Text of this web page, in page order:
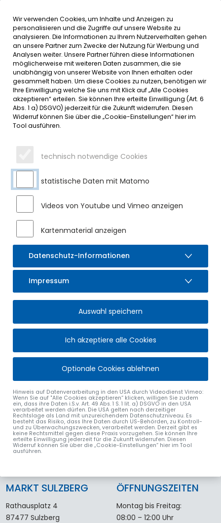
Inhalt der Seite anspringen
Informationen undMENÜ
SERVICE
HERZLICHEN GLÜCKWUNSCH
ZUM 90. GEBURTSTAG
Dienstag, 07.04.2026
seinen 90. Geburtstag feiern. 1. Bürgermeister Gerhard Frey
übermittelte dem Jubilar im Namen des Marktes Sulzberg
die herzlichsten Glück- und Segenswünsche und
überreichte ein Geschenk sowie die Jubiläumsurkunde des
Marktes Sulzberg. Wir wünschen Herrn Mayr weiterhin alles
Gute und noch viele gesunde und glückliche Jahre.
alle Nachrichten
MARKT SULZBERG
Rathausplatz 4
87477 Sulzberg
ÖFFNUNGSZEITEN
Montag bis Freitag:
08:00 – 12:00 Uhr
Wir verwenden Cookies, um Inhalte und Anzeigen zu
personalisieren und die Zugriffe auf unsere Website zu
analysieren. Die Informationen zu Ihrem Nutzerverhalten gehen
an unsere Partner zum Zwecke der Nutzung für Werbung und
Analysen weiter. Unsere Partner führen diese Informationen
möglicherweise mit weiteren Daten zusammen, die sie
unabhängig von unserer Website von Ihnen erhalten oder
gesammelt haben. Um diese Cookies zu nutzen, benötigen wir
Ihre Einwilligung welche Sie uns mit Klick auf „Alle Cookies
akzeptieren“ erteilen. Sie können Ihre erteilte Einwilligung (Art. 6
Abs. 1 a) DSGVO) jederzeit für die Zukunft widerrufen. Diesen
Widerruf können Sie über die „Cookie-Einstellungen“ hier im
Tool ausführen.
technisch notwendige Cookies
statistische Daten mit Matomo
Videos von Youtube und Vimeo anzeigen
Kartenmaterial anzeigen
Datenschutz-Informationen
Impressum
Auswahl speichern
Ich akzeptiere alle Cookies
Optionale Cookies ablehnen
Hinweis auf Datenverarbeitung in den USA durch Videodienst Vimeo:
Wenn Sie auf "Alle Cookies akzeptieren“ klicken, willigen Sie zudem
ein, dass ihre Daten i.S.v. Art. 49 Abs. 1 S. 1 lit. a) DSGVO in den USA
verarbeitet werden dürfen. Die USA gelten nach derzeitiger
Rechtslage als Land mit unzureichendem Datenschutzniveau. Es
besteht das Risiko, dass Ihre Daten durch US-Behörden, zu Kontroll-
und zu Überwachungszwecken, verarbeitet werden. Derzeit gibt es
keine Rechtsmittel gegen diese Praxis vorzugehen. Sie können Ihre
erteilte Einwilligung jederzeit für die Zukunft widerrufen. Diesen
Widerruf können Sie über die „Cookie-Einstellungen“ hier im Tool
ausführen.